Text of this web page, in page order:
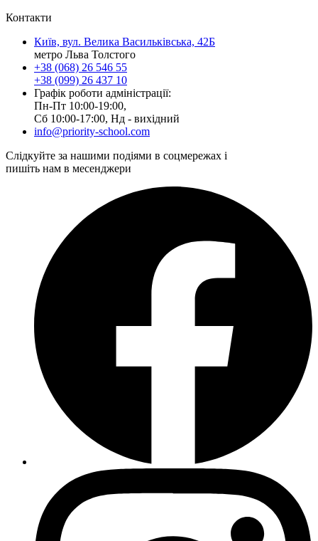
Контакти
Київ, вул. Велика Васильківська, 42Б
метро Льва Толстого
+38 (068) 26 546 55
+38 (099) 26 437 10
Графік роботи адміністрації:
Пн-Пт 10:00-19:00,
Сб 10:00-17:00, Нд - вихідний
info@priority-school.com
Слідкуйте за нашими подіями в соцмережах і
пишіть нам в месенджери